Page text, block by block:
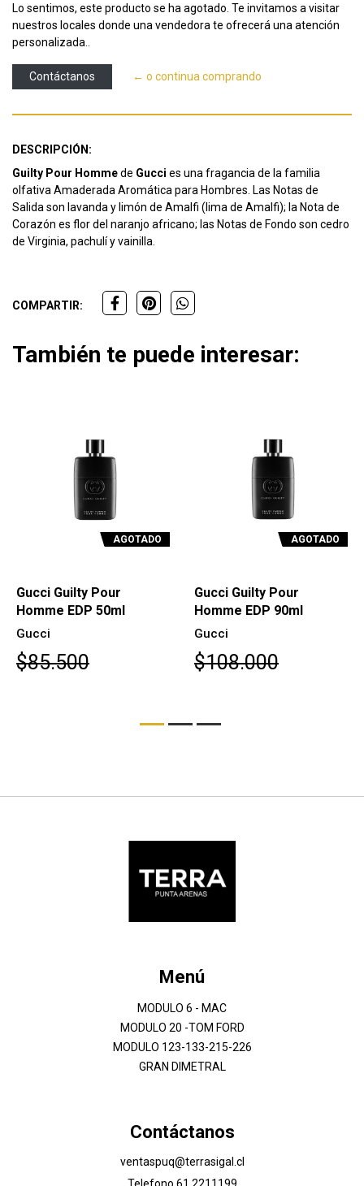
Lo sentimos, este producto se ha agotado. Te invitamos a visitar
nuestros locales donde una vendedora te ofrecerá una atención
personalizada..
Contáctanos ← o continua comprando
DESCRIPCIÓN:
Guilty Pour Hommede Gucci es una fragancia de la familia
olfativa Amaderada Aromática para Hombres. Las Notas de
Salida son lavanda y limón de Amalfi (lima de Amalfi); la Nota de
Corazón es flor del naranjo africano; las Notas de Fondo son cedro
de Virginia, pachulí y vainilla.
COMPARTIR:
También te puede interesar:
AGOTADO
Gucci Guilty Pour
Homme EDP 50ml
Gucci
$85.500
AGOTADO
Gucci Guilty Pour
Homme EDP 90ml
Gucci
$108.000
Menú
MODULO 6 - MAC
MODULO 20 -TOM FORD
MODULO 123-133-215-226
GRAN DIMETRAL
Contáctanos
ventaspuq@terrasigal.cl
Telefono 61 2211199